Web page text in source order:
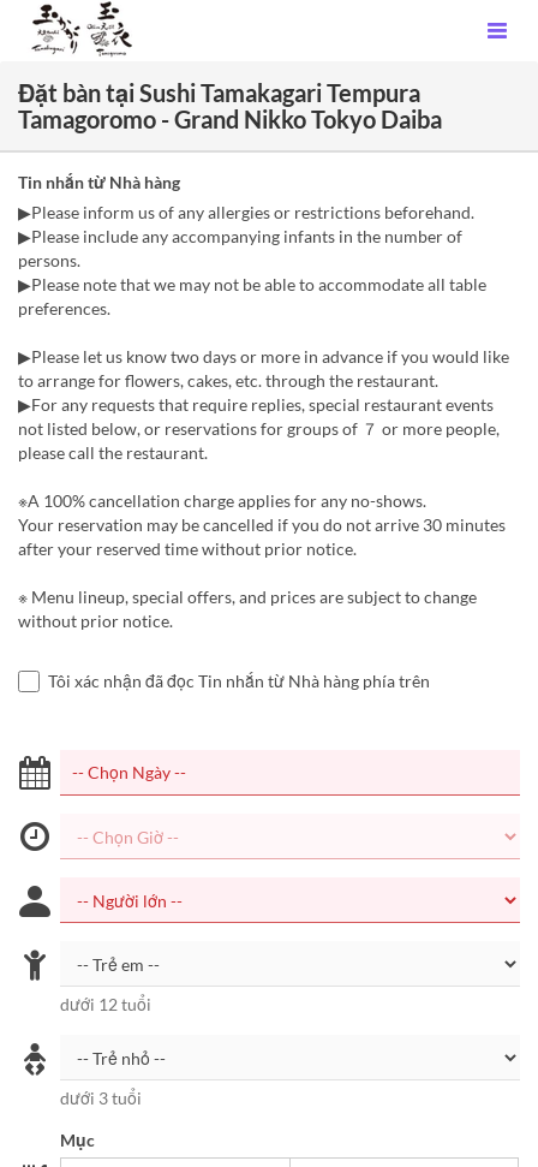
Đặt bàn tại Sushi Tamakagari Tempura
Tamagoromo - Grand Nikko Tokyo Daiba
Tin nhắn từ Nhà hàng
▶Please inform us of any allergies or restrictions beforehand.
▶Please include any accompanying infants in the number of
persons.
▶Please note that we may not be able to accommodate all table
preferences.
▶Please let us know two days or more in advance if you would like
to arrange for flowers, cakes, etc. through the restaurant.
▶For any requests that require replies, special restaurant events
not listed below, or reservations for groups of ７ or more people,
please call the restaurant.
※A 100% cancellation charge applies for any no-shows.
Your reservation may be cancelled if you do not arrive 30 minutes
after your reserved time without prior notice.
※ Menu lineup, special offers, and prices are subject to change
without prior notice.
Tôi xác nhận đã đọc Tin nhắn từ Nhà hàng phía trên
dưới 12 tuổi
dưới 3 tuổi
Mục